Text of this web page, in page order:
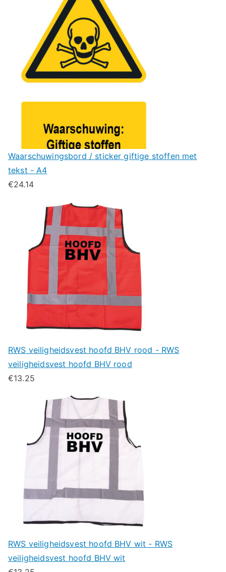
Waarschuwingsbord / sticker giftige stoffen met
tekst - A4
€24.14
RWS veiligheidsvest hoofd BHV rood - RWS
veiligheidsvest hoofd BHV rood
€13.25
RWS veiligheidsvest hoofd BHV wit - RWS
veiligheidsvest hoofd BHV wit